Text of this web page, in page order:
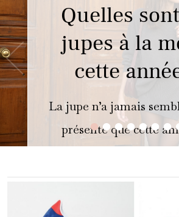
•••••••
Quelles
jupes à la
cette
La jupe n’a jamais
présente que cette